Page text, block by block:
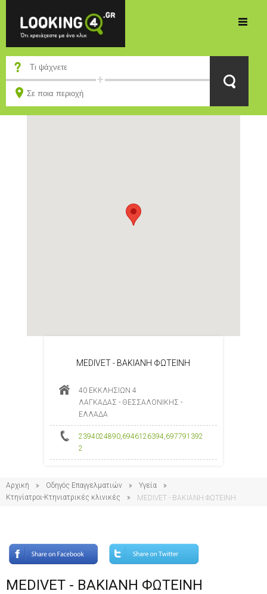
MEDIVET - ΒΑΚΙΑΝΗ ΦΩΤΕΙΝΗ
40 ΕΚΚΛΗΣΙΩΝ 4
ΛΑΓΚΑΔΑΣ - ΘΕΣΣΑΛΟΝΙΚΗΣ -
ΕΛΛΑΔΑ
2394024890,6946126394,697791392
2
Αρχική Οδηγός Επαγγελματιών
Υγεία
Κτηνίατροι-Κτηνιατρικές κλινικές
MEDIVET - ΒΑΚΙΑΝΗ ΦΩΤΕΙΝΗ
MEDIVET - ΒΑΚΙΑΝΗ ΦΩΤΕΙΝΗ